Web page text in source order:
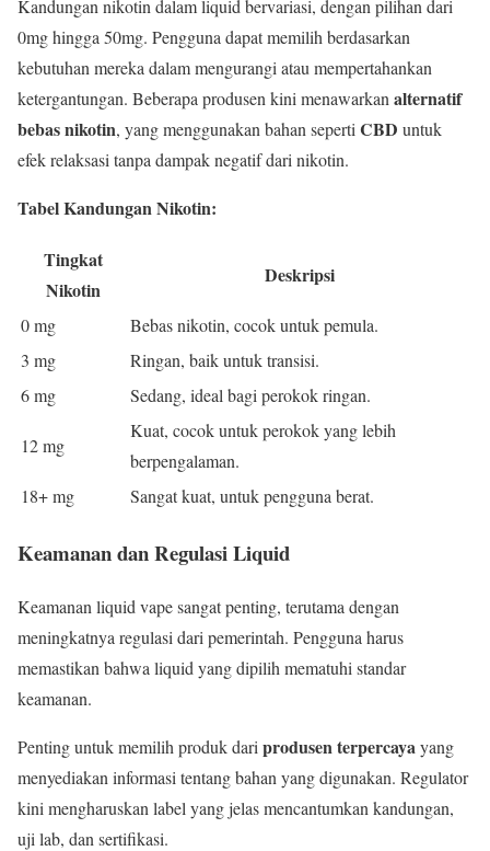
Kandungan nikotin dalam liquid bervariasi, dengan pilihan dari
0mg hingga 50mg. Pengguna dapat memilih berdasarkan
kebutuhan mereka dalam mengurangi atau mempertahankan
ketergantungan. Beberapa produsen kini menawarkanalternatif
bebas nikotin, yang menggunakan bahan sepertiCBD untuk
efek relaksasi tanpa dampak negatif dari nikotin.
Tabel Kandungan Nikotin:
Tingkat
Nikotin
Deskripsi
0 mg
Bebas nikotin, cocok untuk pemula.
3 mg
Ringan, baik untuk transisi.
6 mg
Sedang, ideal bagi perokok ringan.
12 mg
Kuat, cocok untuk perokok yang lebih
berpengalaman.
18+ mg
Sangat kuat, untuk pengguna berat.
Keamanan dan Regulasi Liquid
Keamanan liquid vape sangat penting, terutama dengan
meningkatnya regulasi dari pemerintah. Pengguna harus
memastikan bahwa liquid yang dipilih mematuhi standar
keamanan.
Penting untuk memilih produk dari produsen terpercayayang
menyediakan informasi tentang bahan yang digunakan. Regulator
kini mengharuskan label yang jelas mencantumkan kandungan,
uji lab, dan sertifikasi.